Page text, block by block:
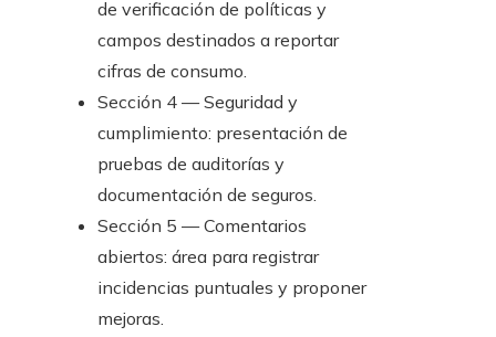
de verificación de políticas y
campos destinados a reportar
cifras de consumo.
Sección 4 — Seguridad y
cumplimiento: presentación de
pruebas de auditorías y
documentación de seguros.
Sección 5 — Comentarios
abiertos: área para registrar
incidencias puntuales y proponer
mejoras.